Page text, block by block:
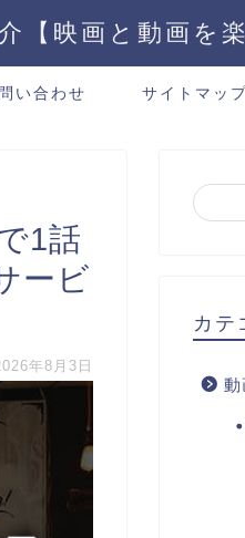
【映画と動画を楽
い合わせ サイトマッ
1話
ービ
年8月3日
カテ
動